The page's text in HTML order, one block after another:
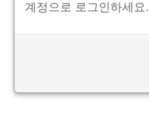
계정으로 로그인하세요.